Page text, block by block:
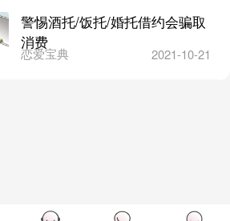
警惕酒托/饭托/婚托借约会骗取
消费
恋爱宝典 2021-10-21